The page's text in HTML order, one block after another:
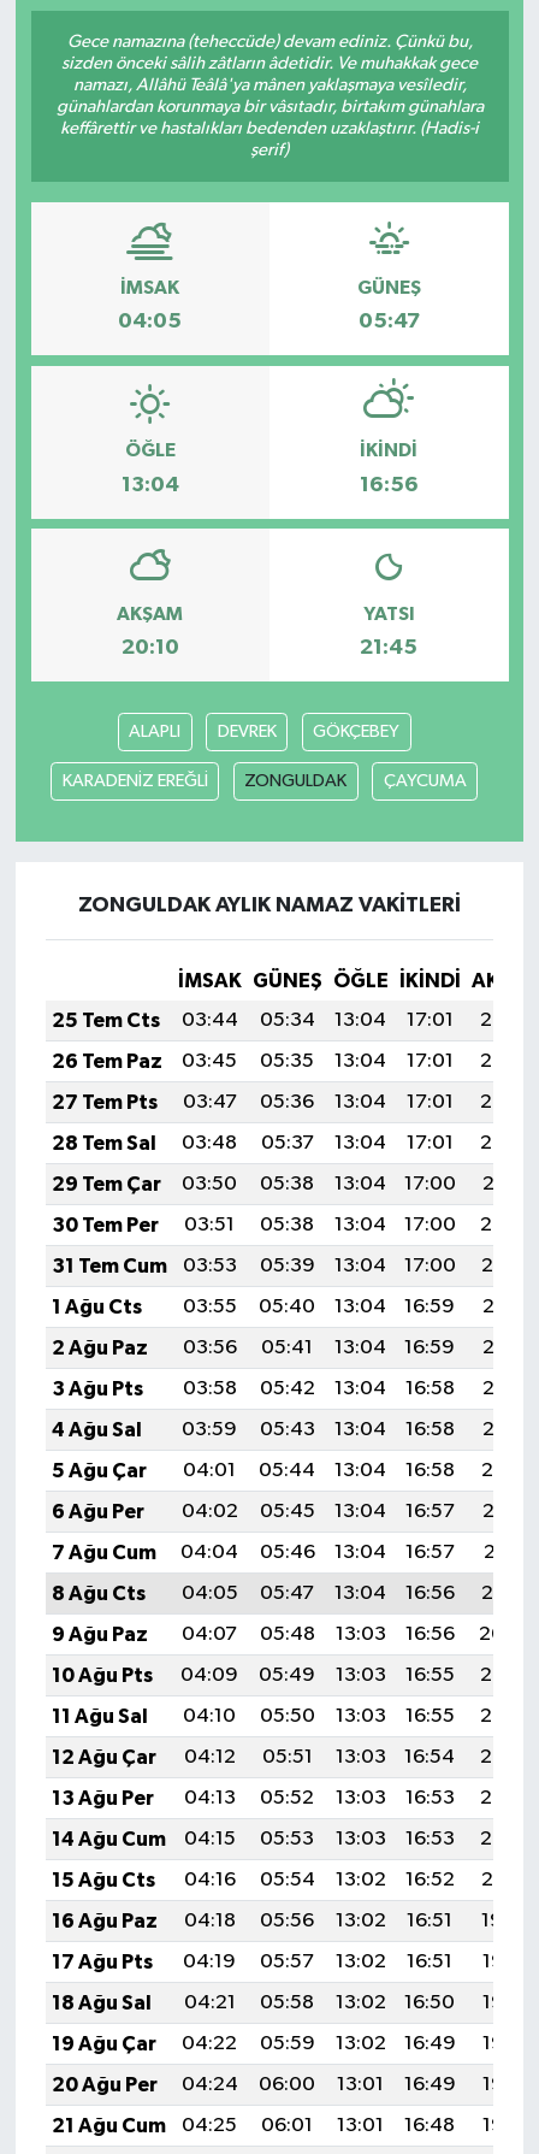
Gece namazına (teheccüde) devam ediniz. Çünkü bu,
sizden önceki sâlih zâtların âdetidir. Ve muhakkak gece
namazı, Allâhü Teâlâ'ya mânen yaklaşmaya vesîledir,
günahlardan korunmaya bir vâsıtadır, birtakım günahlara
keffârettir ve hastalıkları bedenden uzaklaştırır. (Hadis-i
şerif)
İMSAK
04:05
GÜNEŞ
05:47
ÖĞLE
13:04
İKINDI
16:56
AKŞAM
20:10
YATSI
21:45
ALAPLI DEVREK GÖKÇEBEY
KARADENİZ EREĞLİ ZONGULDAK ÇAYCUMA
ZONGULDAK AYLIK NAMAZ VAKITLERI
İMSAK GÜNEŞ ÖĞLE İKINDI
25 Tem Cts
03:44 05:34 13:04 17:01
20:25
26 Tem Paz
03:45 05:35 13:04 17:01
20:24
27 Tem Pts
03:47 05:36 13:04 17:01
20:23
28 Tem Sal
03:48 05:37 13:04 17:01
20:22
29 Tem Çar
03:50 05:38 13:04 17:00
20:21
30 Tem Per
03:51 05:38 13:04 17:00
20:20
31 Tem Cum
03:53 05:39 13:04 17:00
20:19
1 Ağu Cts
03:55 05:40 13:04 16:59
20:18
2 Ağu Paz
03:56 05:41 13:04 16:59
20:17
3 Ağu Pts
03:58 05:42 13:04 16:58
20:16
4 Ağu Sal
03:59 05:43 13:04 16:58
20:15
5 Ağu Çar
04:01 05:44 13:04 16:58
20:14
6 Ağu Per
04:02 05:45 13:04 16:57
20:12
7 Ağu Cum
04:04 05:46 13:04 16:57
20:11
8 Ağu Cts
04:05 05:47 13:04 16:56
20:10
9 Ağu Paz
04:07 05:48 13:03 16:56
20:09
10 Ağu Pts
04:09 05:49 13:03 16:55
20:07
11 Ağu Sal
04:10 05:50 13:03 16:55
20:06
12 Ağu Çar
04:12 05:51 13:03 16:54
20:05
13 Ağu Per
04:13 05:52 13:03 16:53
20:03
14 Ağu Cum
04:15 05:53 13:03 16:53
20:02
15 Ağu Cts
04:16 05:54 13:02 16:52
20:01
16 Ağu Paz
04:18 05:56 13:02 16:51
19:59
17 Ağu Pts
04:19 05:57 13:02 16:51
19:58
18 Ağu Sal
04:21 05:58 13:02 16:50
19:56
19 Ağu Çar
04:22 05:59 13:02 16:49
19:55
20 Ağu Per
04:24 06:00 13:01 16:49
19:53
21 Ağu Cum
04:25 06:01 13:01 16:48
19:52